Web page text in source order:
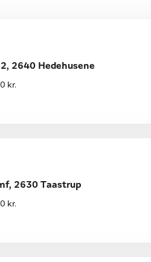
2640 Hedehusene
kr.
2630 Taastrup
kr.